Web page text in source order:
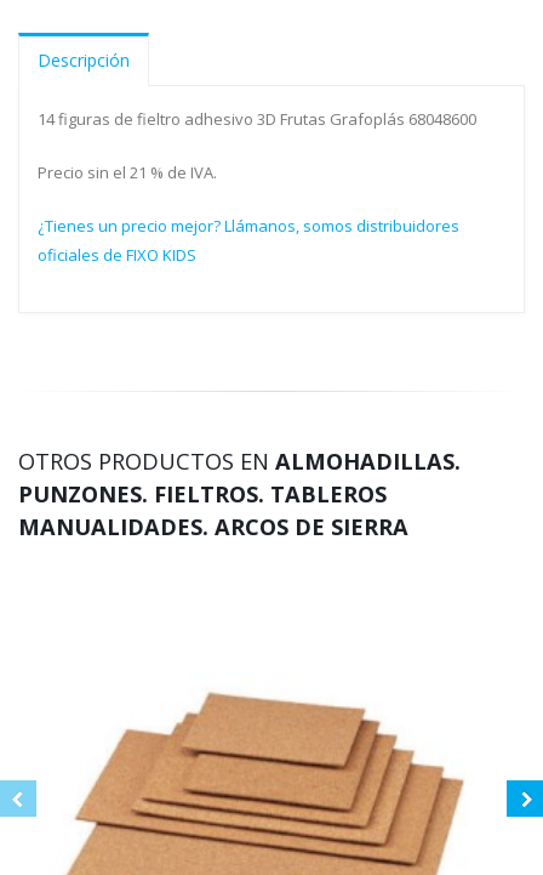
Descripción
14 figuras de fieltro adhesivo 3D Frutas Grafoplás 68048600
Precio sin el 21 % de IVA.
¿Tienes un precio mejor? Llámanos, somos distribuidores
oficiales de FIXO KIDS
OTROS PRODUCTOS EN ALMOHADILLAS.
PUNZONES. FIELTROS. TABLEROS
MANUALIDADES. ARCOS DE SIERRA